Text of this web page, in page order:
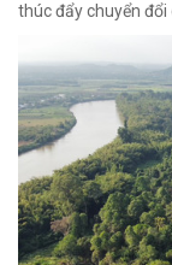
thúc đẩy chuyển